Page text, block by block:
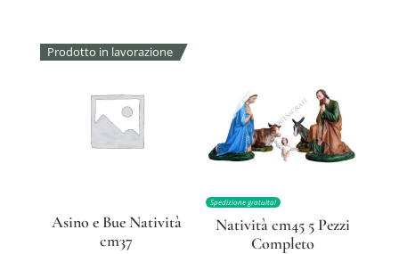
Prodotto in lavorazione
Asino e Bue Natività
cm37
Spedizione gratuita!
Natività cm45 5 Pezzi
Completo